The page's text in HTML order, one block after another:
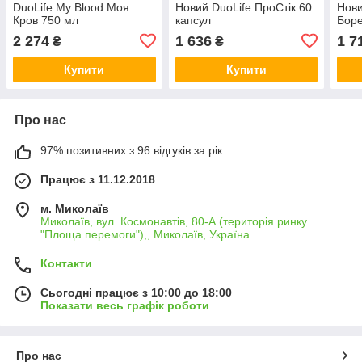
DuoLife My Blood Моя
Кров 750 мл
2 274 ₴
Купити
Новий DuoLife ПроСтік 60
капсул
1 636₴
Купити
1
Про нас
97% позитивних з 96 відгуків за рік
Працює з 11.12.2018
м. Миколаїв
Миколаїв, вул. Космонавтів, 80-А (територія ринку
"Площа перемоги"),, Миколаїв, Україна
Контакти
Сьогодні працює з 10:00 до 18:00
Показати весь графік роботи
Про нас